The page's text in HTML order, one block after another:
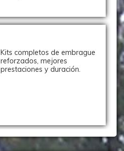
Kits completos de embrague
reforzados, mejores
prestaciones y duración.